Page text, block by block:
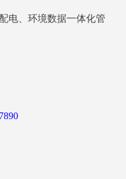
电、环境数据一体化管